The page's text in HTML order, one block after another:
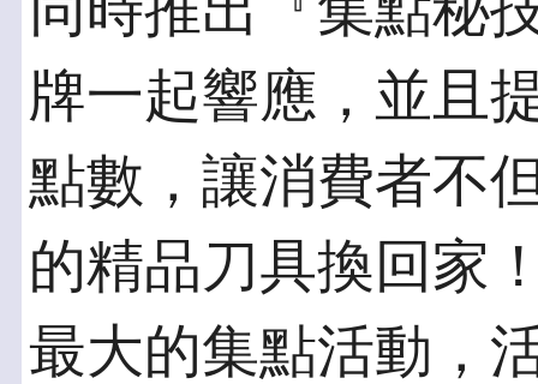
牌一起響應，並且
點數，讓消費者不
的精品刀具換回家
最大的集點活動，